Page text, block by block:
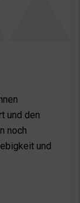
und den
noch
und